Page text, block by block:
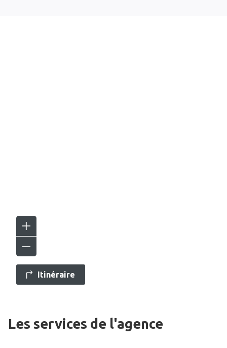
Itinéraire
Les services de l'agence